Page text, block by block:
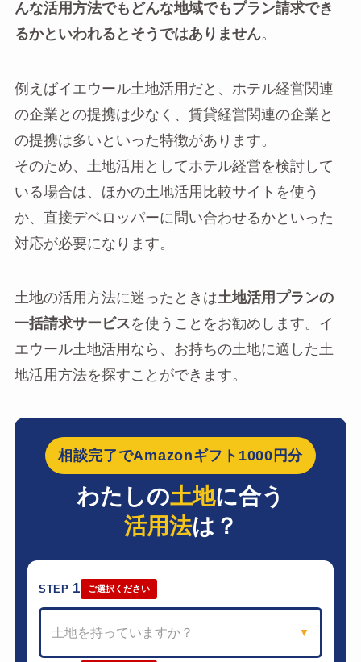
んな活用方法でもどんな地域でもプラン請求でき
るかといわれるとそうではありません。
例えばイエウール土地活用だと、ホテル経営関連
の企業との提携は少なく、賃貸経営関連の企業と
の提携は多いといった特徴があります。
そのため、土地活用としてホテル経営を検討して
いる場合は、ほかの土地活用比較サイトを使う
か、直接デベロッパーに問い合わせるかといった
対応が必要になります。
土地の活用方法に迷ったときは土地活用プランの
一括請求サービス を使うことをお勧めします。イ
エウール土地活用なら、お持ちの土地に適した土
地活用方法を探すことができます。
相談完了でAmazonギフト1000円分
わたしの土地に合う
活用法は？
STEP 1 ご選択ください
土地を持っていますか？ ▼